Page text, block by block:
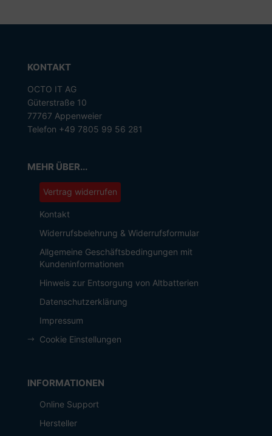
KONTAKT
OCTO IT AG
Güterstraße 10
77767 Appenweier
Telefon +49 7805 99 56 281
MEHR ÜBER...
Vertrag widerrufen
Kontakt
Widerrufsbelehrung & Widerrufsformular
Allgemeine Geschäftsbedingungen mit
Kundeninformationen
Hinweis zur Entsorgung von Altbatterien
Datenschutzerklärung
Impressum
Cookie Einstellungen
INFORMATIONEN
Online Support
Hersteller